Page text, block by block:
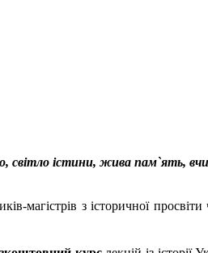
світло істини, жива пам`ять,
магістрів з історичної